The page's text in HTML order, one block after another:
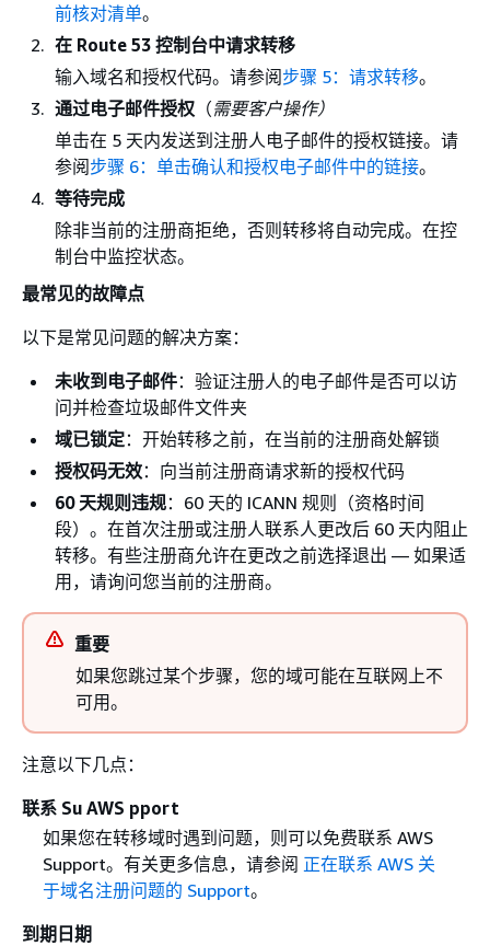
前核对清单。
在 Route 53 控制台中请求转移
输入域名和授权代码。请参阅步骤 5：请求转移。
通过电子邮件授权 （需要客户操作）
单击在 5 天内发送到注册人电子邮件的授权链接。请
参阅步骤 6：单击确认和授权电子邮件中的链接。
等待完成
除非当前的注册商拒绝，否则转移将自动完成。在控
制台中监控状态。
最常见的故障点
以下是常见问题的解决方案：
未收到电子邮件：验证注册人的电子邮件是否可以访
问并检查垃圾邮件文件夹
域已锁定：开始转移之前，在当前的注册商处解锁
授权码无效：向当前注册商请求新的授权代码
60 天规则违规：60 天的 ICANN 规则（资格时间
段）。在首次注册或注册人联系人更改后 60 天内阻止
转移。有些注册商允许在更改之前选择退出 — 如果适
用，请询问您当前的注册商。
重要
如果您跳过某个步骤，您的域可能在互联网上不
可用。
注意以下几点：
联系 Su AWS pport
如果您在转移域时遇到问题，则可以免费联系 AWS
Support。有关更多信息，请参阅 正在联系 AWS 关
于域名注册问题的 Support。
到期日期